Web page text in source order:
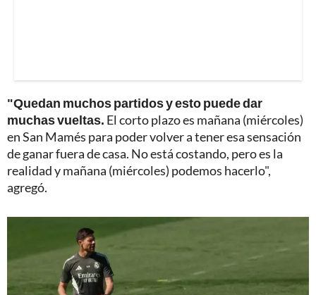
"Quedan muchos partidos y esto puede dar
muchas vueltas. El corto plazo es mañana (miércoles)
en San Mamés para poder volver a tener esa sensación
de ganar fuera de casa. No está costando, pero es la
realidad y mañana (miércoles) podemos hacerlo",
agregó.